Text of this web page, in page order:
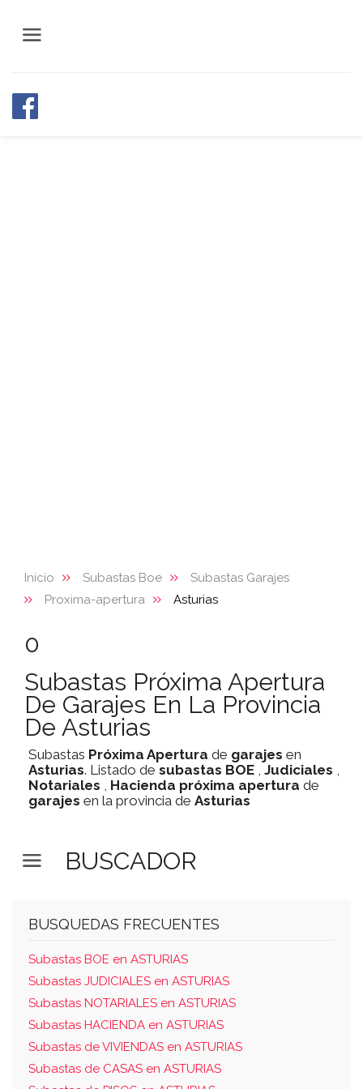
Inicio Subastas Boe
Subastas Garajes
Proxima-apertura
Asturias
0
Subastas Próxima Apertura
De Garajes En La Provincia
De Asturias
Subastas Próxima Apertura de garajes en
Asturias. Listado de subastas BOE , Judiciales ,
Notariales , Hacienda próxima apertura de
garajes en la provincia de Asturias
BUSCADOR
BUSQUEDAS FRECUENTES
Subastas BOE en ASTURIAS
Subastas JUDICIALES en ASTURIAS
Subastas NOTARIALES en ASTURIAS
Subastas HACIENDA en ASTURIAS
Subastas de VIVIENDAS en ASTURIAS
Subastas de CASAS en ASTURIAS